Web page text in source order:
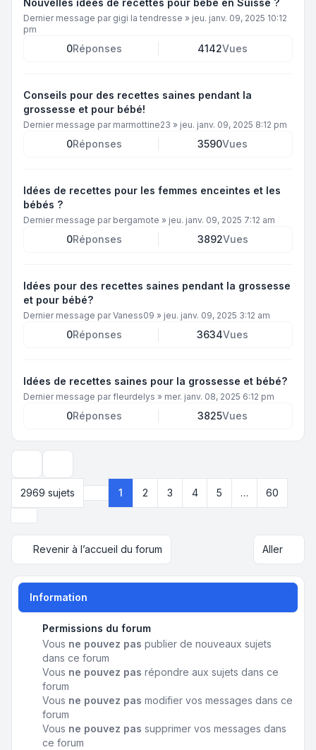
Nouvelles idées de recettes pour bébé en Suisse ?
Dernier message par gigi la tendresse » jeu. janv. 09, 2025 10:12
pm
0Réponses 4142Vues
Conseils pour des recettes saines pendant la
grossesse et pour bébé!
Dernier message par marmottine23 » jeu. janv. 09, 2025 8:12 pm
0Réponses 3590Vues
Idées de recettes pour les femmes enceintes et les
bébés ?
Dernier message par bergamote » jeu. janv. 09, 2025 7:12 am
0Réponses 3892Vues
Idées pour des recettes saines pendant la grossesse
et pour bébé?
Dernier message parVaness09 » jeu. janv. 09, 2025 3:12 am
0Réponses 3634Vues
Idées de recettes saines pour la grossesse et bébé?
Dernier message parfleurdelys » mer. janv. 08, 2025 6:12 pm
0Réponses 3825Vues
2969 sujets
Page 1 sur60
1 2 3 4 5 …
60
Revenir à l’accueil du forum Aller
Information
Permissions du forum
Vous ne pouvez pas publier de nouveaux sujets
dans ce forum
Vous ne pouvez pas répondre aux sujets dans ce
forum
Vous ne pouvez pas modifier vos messages dans ce
forum
Vous ne pouvez pas supprimer vos messages dans
ce forum